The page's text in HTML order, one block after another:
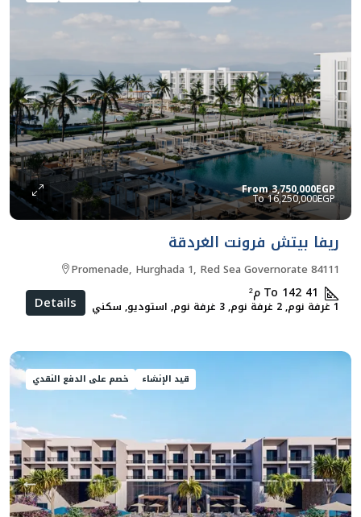
From3,750,000EGP
16,250,000EGP
ريفا بيتش فرونت الغردقة
Promenade, Hurghada 1, Red Sea Governorate 84111
41 To 142 م²
1 غرفة نوم, 2 غرفة نوم, 3 غرفة نوم, استوديو, سكني Details
قيد الإنشاء خصم على الدفع النقدي